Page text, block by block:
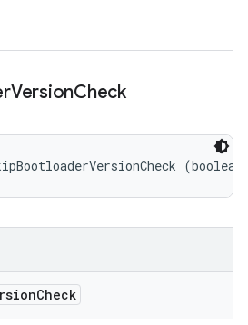
VersionCheck
(boolean
Check